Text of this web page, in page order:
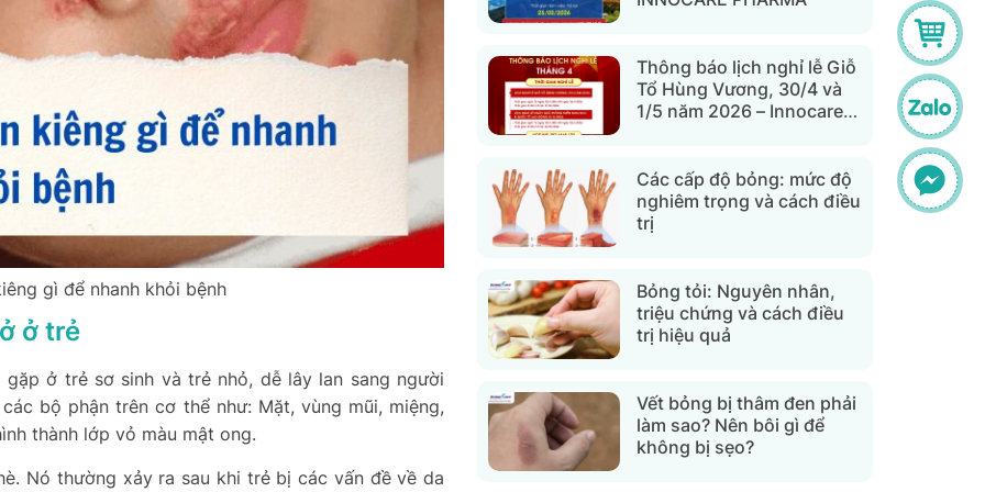
gì để nhanh khỏi bệnh
ở trẻ
ở trẻ sơ sinh và trẻ nhỏ, dễ lây lan sang người
bộ phận trên cơ thể như: Mặt, vùng mũi, miệng,
thành lớp vỏ màu mật ong.
Nó thường xảy ra sau khi trẻ bị các vấn đề về da
Thông báo lịch nghỉ lễ Giỗ
Tổ Hùng Vương, 30/4 và
1/5 năm 2026 – Innocare
Các cấp độ bỏng: mức độ
nghiêm trọng và cách điều
trị
Bỏng tỏi: Nguyên nhân,
triệu chứng và cách điều
trị hiệu quả
Vết bỏng bị thâm đen phải
làm sao? Nên bôi gì để
không bị sẹo?